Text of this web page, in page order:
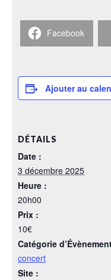
Facebook
Ajouter au
DÉTAILS
Date :
3 décembre 2025
Heure :
20h00
Prix :
10€
Catégorie
concert
Site :